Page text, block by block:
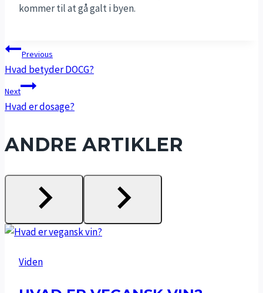
kommer til at gå galt i byen.
INDLÆGSNAVIGATION
Previous
Hvad betyder DOCG?
Next
Hvad er dosage?
ANDRE ARTIKLER
Viden